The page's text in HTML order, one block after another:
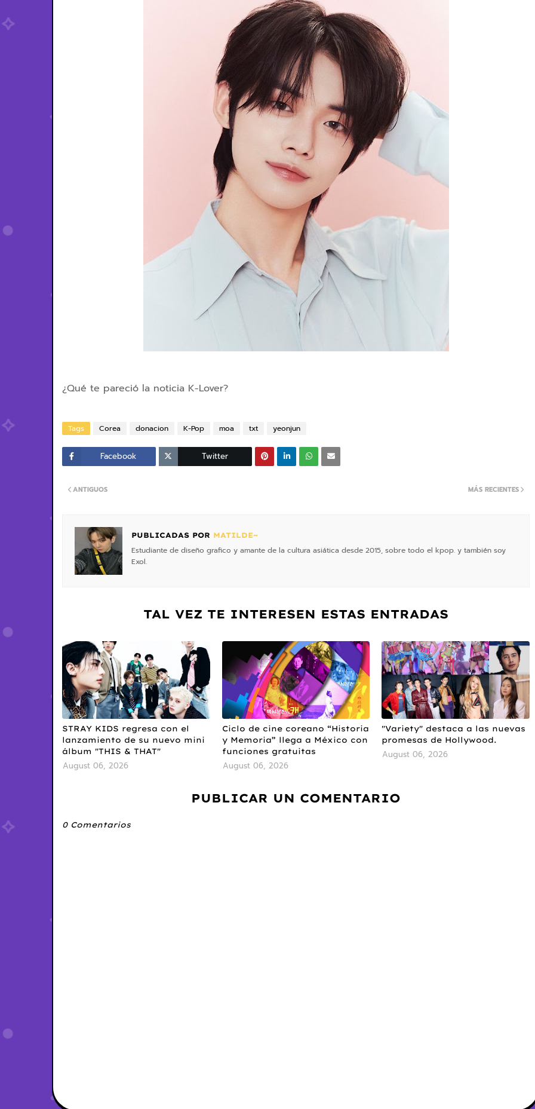
¿Qué te pareció la noticia K-Lover?
Tags Corea donacion K-Pop moa txt yeonjun
Facebook Twitter
MÁS RECIENTES
ANTIGUOS
PUBLICADAS POR MATILDE~
Estudiante de diseño grafico y amante de la cultura asiática desde 2015, sobre todo el kpop. y también soy
Exol.
TAL VEZ TE INTERESEN ESTAS ENTRADAS
STRAY KIDS regresa con el
lanzamiento de su nuevo mini
álbum "THIS & THAT"
August 06, 2026
Ciclo de cine coreano “Historia
y Memoria” llega a México con
funciones gratuitas
August 06, 2026
"Variety" destaca a las nuevas
promesas de Hollywood.
August 06, 2026
PUBLICAR UN COMENTARIO
0 Comentarios